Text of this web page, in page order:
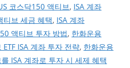
코스닥150 액티브, ISA 계좌
티브 세금 혜택, ISA 계좌
액티브 투자 방법, 한화운용
ISA 계좌 투자 전략, 한화운용
ISA 계좌로 투자 시 세제 혜택